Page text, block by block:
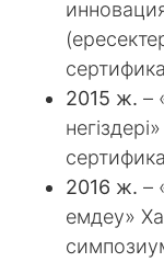
2015 ж. –
2016 ж. –
емдеу»